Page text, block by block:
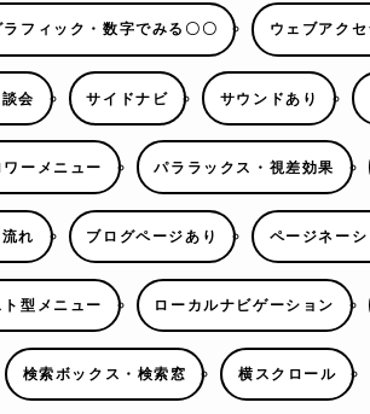
ラフィック・数字でみる〇〇 ウェブアク
会 サイドナビ サウンドあり
ワーメニュー パララックス・視差効果
れ ブログページあり ページネーシ
ト型メニュー ローカルナビゲーション
検索ボックス・検索窓 横スクロール